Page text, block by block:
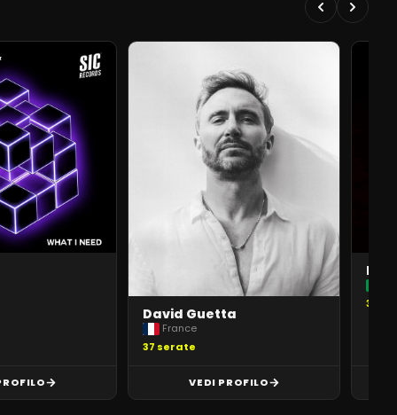
David Guetta
France
37 serate
VEDI PROFILO
32